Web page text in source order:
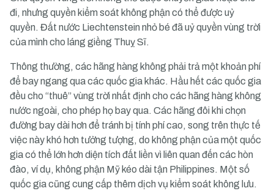
đi, nhưng quyền kiểm soát không phận có thể được uỷ
quyền. Đất nước Liechtenstein nhỏ bé đã uỷ quyền vùng trời
của mình cho láng giềng Thuỵ Sĩ.
Thông thường, các hãng hàng không phải trả một khoản phí
để bay ngang qua các quốc gia khác. Hầu hết các quốc gia
đều cho “thuê” vùng trời nhất định cho các hãng hàng không
nước ngoài, cho phép họ bay qua. Các hãng đôi khi chọn
đường bay dài hơn để tránh bị tính phí cao, song trên thực tế
việc này khó hơn tưởng tượng, do không phận của một quốc
gia có thể lớn hơn diện tích đất liền vì liên quan đến các hòn
đào, ví dụ, không phận Mỹ kéo dài tận Philippines. Một số
quốc gia cũng cung cấp thêm dịch vụ kiểm soát không lưu.